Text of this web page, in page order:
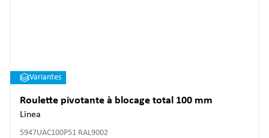
Variantes
Roulette pivotante à blocage total 100 mm
Linea
5947UAC100P51 RAL9002